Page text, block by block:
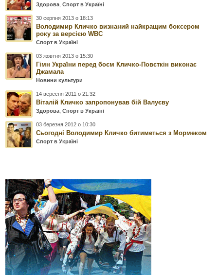
Здорова ,Спорт в Україні
30 серпня 2013 о 18:13
Володимир Кличко визнаний найкращим боксером
року за версією WBC
Спорт в Україні
03 жовтня 2013 о 15:30
Гімн України перед боєм Кличко-Повєткін виконає
Джамала
Новини культури
14 вересня 2011 о 21:32
Віталій Кличко запропонував бій Валуєву
Здорова ,Спорт в Україні
03 березня 2012 о 10:30
Сьогодні Володимир Кличко битиметься з Мормеком
Спорт в Україні